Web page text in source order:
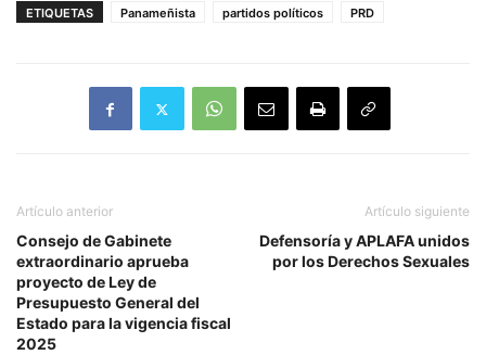
ETIQUETAS Panameñista partidos políticos PRD
Artículo anterior
Consejo de Gabinete
extraordinario aprueba
proyecto de Ley de
Presupuesto General del
Estado para la vigencia fiscal
2025
Artículo siguiente
Defensoría y APLAFA unidos
por los Derechos Sexuales